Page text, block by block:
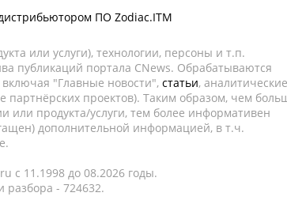
ПО Zodiaс.ITM
или услуги), технологии, персоны и т.п.
публикаций портала CNews. Обрабатываются
включая "Главные новости", статьи, аналитические
проектов). Таким образом, чем
продукта/услуги, тем более информативен
дополнительной информацией, в т.ч.
c 11.1998 до 08.2026 годы.
разбора - 724632.